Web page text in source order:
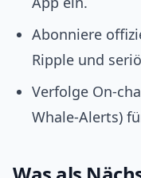
Abonniere
Ripple und
Verfolge
Whale‑Alerts)